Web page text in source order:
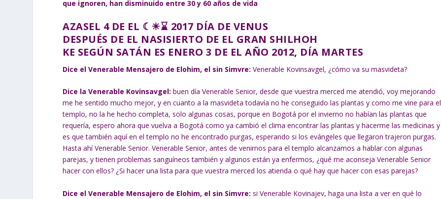
que ignoren, han disminuido entre 30 y 60 años de vida
AZASEL 4 DE EL ☾☀⌛ 2017 DÍA DE VENUS
DESPUÉS DE EL NASISIERTO DE EL GRAN SHILHOH
KE SEGÚN SATÁN ES ENERO 3 DE EL AÑO 2012, DÍA MARTES
Dice el Venerable Mensajero de Elohim, el sin Simvre: Venerable Kovinsavgel, ¿cómo va su masvideta?
Dice la Venerable Kovinsavgel: buen día Venerable Senior, desde que vuestra merced me atendió, voy mejorando
me he sentido mucho mejor, y en cuanto a la masvideta todavía no he conseguido las plantas y como me vine para el
templo, no la he hecho completa, solo algunas cosas, porque en Bogotá por el invierno no habían las plantas que
requería, espero ahora que vuelva a Bogotá como ya cambió el clima encontrar las plantas y hacerme las medicinas y
es que también aquí en el templo no he encontrado purgas, esperando si los evángeles que llegaron trajeron purgas.
Hasta ahí Venerable Senior. Venerable Senior, antes de venirnos para el templo alcanzamos a hablar con algunas
parejas, y tienen problemas sanguíneos también y algunos están ya enfermos, ¿qué me aconseja Venerable Senior
hacer con ellos? ¿Si hacer una lista para que vuestra merced los atienda o qué hay que hacer con esas parejas?
Dice el Venerable Mensajero de Elohim, el sin Simvre: si Venerable Kovinajev, haga una lista a ver en qué lo